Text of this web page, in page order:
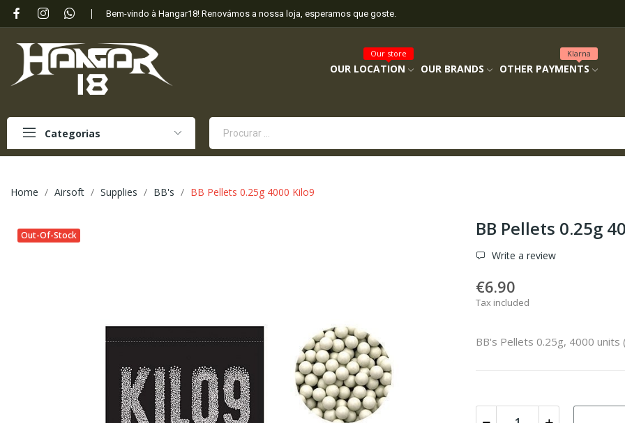
Bem-vindo à Hangar18! Renovámos a nossa loja, esperamos que goste.
OUR LOCATION
Our store
OUR BRANDS OTHER PAYMENTS
Klarna
Categorias
Home Airsoft Supplies BB's BB Pellets 0.25g 4000 Kilo9
Out-Of-Stock BB Pellets 0.25g
Write a review
€6.90
Tax included
BB's Pellets 0.25g, 4000 units